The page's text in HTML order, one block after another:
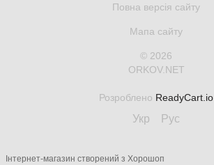
Повна версія сайту
Мапа сайту
© 2026
ORKOV.NET
Розроблено ReadyCart.io
Укр Рус
Інтернет-магазин створений з Хорошоп